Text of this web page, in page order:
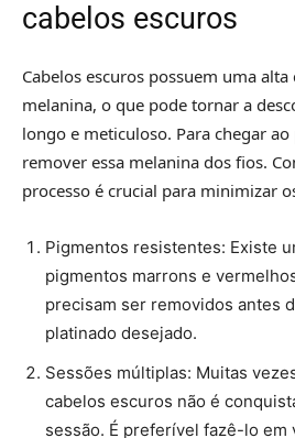
cabelos escuros
Cabelos escuros possuem uma
melanina, o que pode tornar a
longo e meticuloso. Para chegar
remover essa melanina dos fios.
processo é crucial para minimizar
Pigmentos resistentes: Existe
pigmentos marrons e
precisam ser removidos antes
platinado desejado.
Sessões múltiplas: Muitas
cabelos escuros não é
sessão. É preferível fazê-lo em